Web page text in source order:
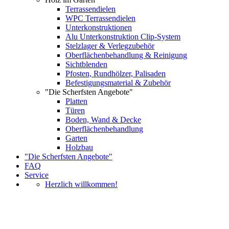
Terrassendielen
WPC Terrassendielen
Unterkonstruktionen
Alu Unterkonstruktion Clip-System
Stelzlager & Verlegzubehör
Oberflächenbehandlung & Reinigung
Sichtblenden
Pfosten, Rundhölzer, Palisaden
Befestigungsmaterial & Zubehör
"Die Scherfsten Angebote"
Platten
Türen
Boden, Wand & Decke
Oberflächenbehandlung
Garten
Holzbau
"Die Scherfsten Angebote"
FAQ
Service
Herzlich willkommen!